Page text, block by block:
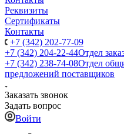
Реквизиты
Сертификаты
Контакты
+7 (342) 202-77-09
+7 (342) 204-22-44Отдел
+7 (342) 238-74-08Отдел
предложений поставщиков
Заказать звонок
Задать вопрос
Войти